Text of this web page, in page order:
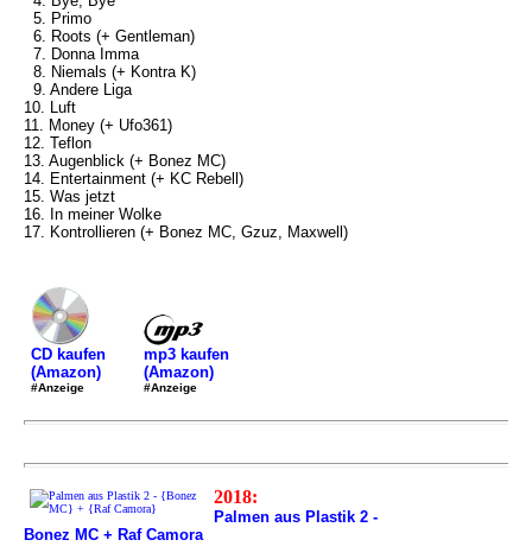
5. Primo
6. Roots (+ Gentleman)
7. Donna Imma
8. Niemals (+ Kontra K)
9. Andere Liga
10. Luft
11. Money (+ Ufo361)
12. Teflon
13. Augenblick (+ Bonez MC)
14. Entertainment (+ KC Rebell)
15. Was jetzt
16. In meiner Wolke
17. Kontrollieren (+ Bonez MC, Gzuz, Maxwell)
CD kaufen
(Amazon)
#Anzeige
mp3 kaufen
(Amazon)
#Anzeige
2018:
Palmen aus Plastik 2 -
Bonez MC + Raf Camora